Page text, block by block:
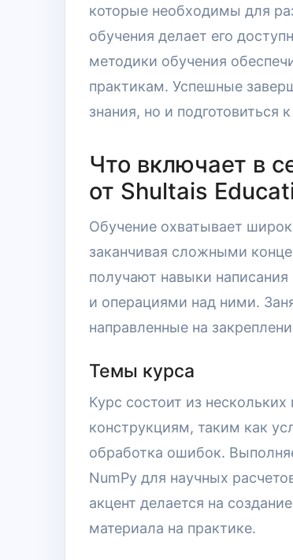
которые необходимы для
обучения делает его
методики обучения
практикам. Успешные
знания, но и
Что включает в
от Shultais
Обучение охватывает
заканчивая сложными
получают навыки
и операциями над ними.
направленные на
Темы курса
Курс состоит из
конструкциям, таким как
обработка ошибок.
NumPy для научных
акцент делается на
материала на практике.